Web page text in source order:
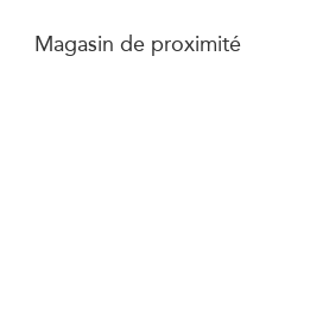
Magasin de proximité